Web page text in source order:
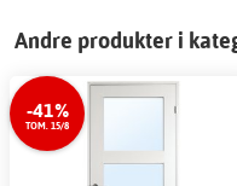
Andre produkter i
-41%
TOM. 15/8